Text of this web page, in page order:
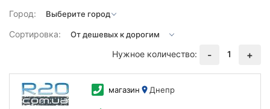
Город:
Сортировка:
Нужное количество:
- 1 +
магазин Днепр